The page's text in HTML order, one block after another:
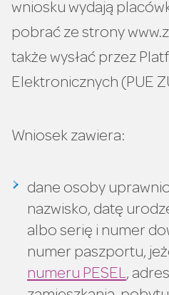
wniosku wydają
pobrać ze strony
także wysłać przez
Elektronicznych (PUE
Wniosek zawiera:
dane osoby
nazwisko, datę
albo serię i numer
numer paszportu,
numeru PESEL,